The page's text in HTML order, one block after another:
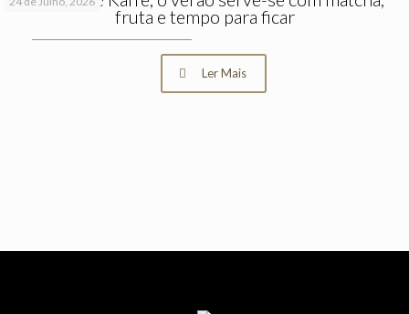
fruta e tempo para ficar
Ler Mais